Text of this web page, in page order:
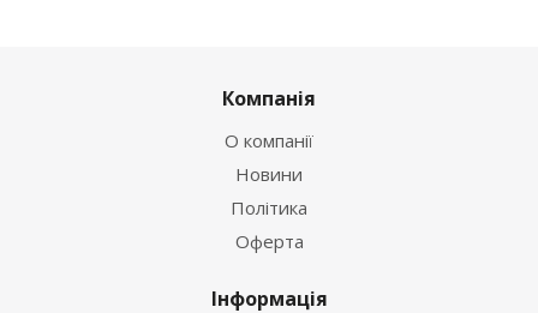
Компанія
О компанії
Новини
Політика
Оферта
Інформація